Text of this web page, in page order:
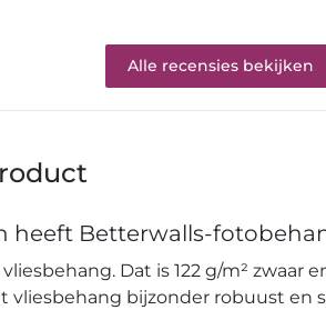
Alle recensies bekijken
heeft Betterwalls-
Dat is 122 g/m² zwaar
vliesbehang bijzonder robuust en